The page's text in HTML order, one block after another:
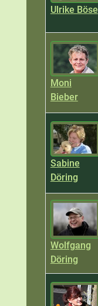
Ulrike Böse
Moni
Bieber
Sabine
Döring
Wolfgang
Döring